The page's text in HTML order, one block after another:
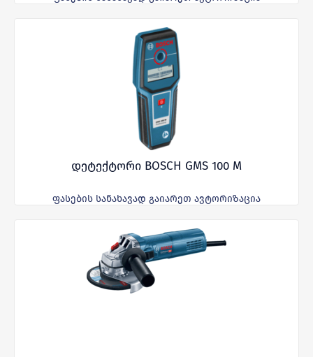
დეტექტორი BOSCH GMS 100 M
ფასების სანახავად გაიარეთ ავტორიზაცია